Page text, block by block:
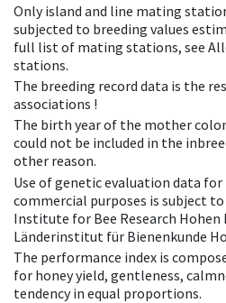
Only island and line mating
subjected to breeding values
full list of mating stations, see
stations.
The breeding record data is the
associations !
The birth year of the mother
could not be included in the
other reason.
Use of genetic evaluation data
commercial purposes is subject
Institute for Bee Research Hohen
Länderinstitut für Bienenkunde
The performance index is
for honey yield, gentleness,
tendency in equal proportions.